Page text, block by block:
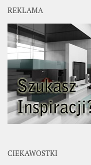
REKLAMA
CIEKAWOSTKI